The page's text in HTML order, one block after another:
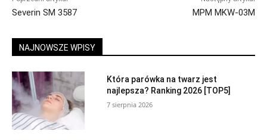
Severin SM 3587 MPM MKW-03M
NAJNOWSZE WPISY
Która parówka na twarz jest
najlepsza? Ranking 2026 [TOP5]
7 sierpnia 2026